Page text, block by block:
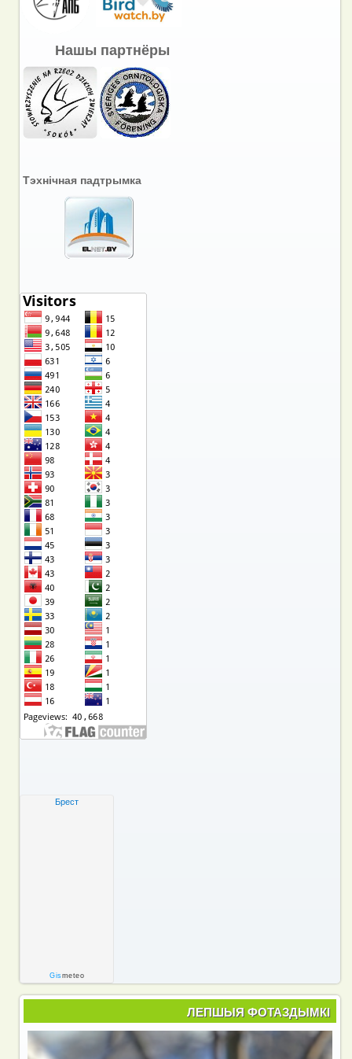
Нашы партнёры
Тэхнічная падтрымка
Брест
Gismeteo
ЛЕПШЫЯ ФОТАЗДЫМКІ